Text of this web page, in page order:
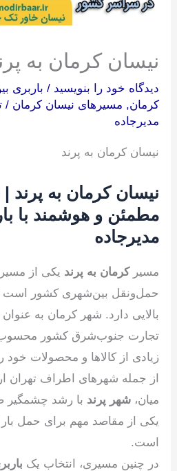
نیسان کرمان به
دیدگاه‌ خود را بنویسید / باربری
کرمان, مسیرهای نیسان کرمان /
مدیرجاده
نیسان کرمان به پرند
نیسان کرمان به پرند
مطمئن و هوشمند با
مدیرجاده
مسیرکرمان به پرند یکی از
حمل‌ونقل بین‌شهری کشور است
بالایی دارد. شهر کرمان به
تجارت جنوب‌شرق کشور
زیادی از کالاها و محصولات خود
از جمله شهرهای اطراف تهران
میان،شهر پرند با رشد چشمگیر
یکی از مقاصد مهم برای حمل
است.
در چنین مسیری، انتخاب یک